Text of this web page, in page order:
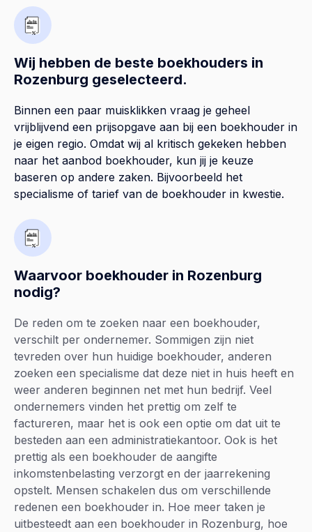
Wij hebben de beste boekhouders in
Rozenburg geselecteerd.
Binnen een paar muisklikken vraag je geheel
vrijblijvend een prijsopgave aan bij een boekhouder in
je eigen regio. Omdat wij al kritisch gekeken hebben
naar het aanbod boekhouder, kun jij je keuze
baseren op andere zaken. Bijvoorbeeld het
specialisme of tarief van de boekhouder in kwestie.
Waarvoor boekhouder in Rozenburg
nodig?
De reden om te zoeken naar een boekhouder,
verschilt per ondernemer. Sommigen zijn niet
tevreden over hun huidige boekhouder, anderen
zoeken een specialisme dat deze niet in huis heeft en
weer anderen beginnen net met hun bedrijf. Veel
ondernemers vinden het prettig om zelf te
factureren, maar het is ook een optie om dat uit te
besteden aan een administratiekantoor. Ook is het
prettig als een boekhouder de aangifte
inkomstenbelasting verzorgt en der jaarrekening
opstelt. Mensen schakelen dus om verschillende
redenen een boekhouder in. Hoe meer taken je
uitbesteedt aan een boekhouder in Rozenburg, hoe